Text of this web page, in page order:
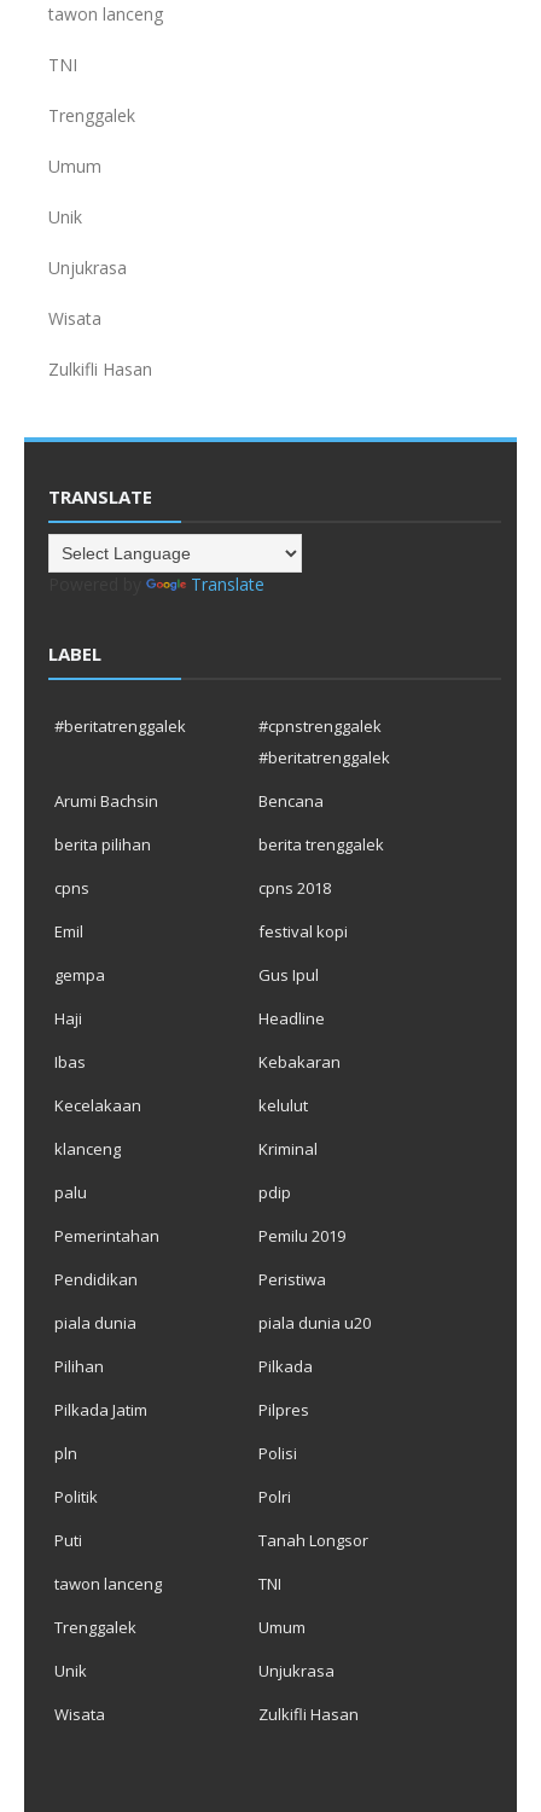
tawon lanceng
TNI
Trenggalek
Umum
Unik
Unjukrasa
Wisata
Zulkifli Hasan
TRANSLATE
Translate
LABEL
#beritatrenggalek
#cpnstrenggalek
#beritatrenggalek
Arumi Bachsin
Bencana
berita pilihan
berita trenggalek
cpns
cpns 2018
Emil
festival kopi
gempa
Gus Ipul
Haji
Headline
Ibas
Kebakaran
Kecelakaan
kelulut
klanceng
Kriminal
palu
pdip
Pemerintahan
Pemilu 2019
Pendidikan
Peristiwa
piala dunia
piala dunia u20
Pilihan
Pilkada
Pilkada Jatim
Pilpres
pln
Polisi
Politik
Polri
Puti
Tanah Longsor
tawon lanceng
TNI
Trenggalek
Umum
Unik
Unjukrasa
Wisata
Zulkifli Hasan